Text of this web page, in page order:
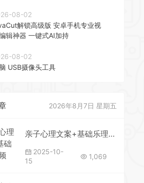
08-02
解锁高级版 安卓手机专业视
辑神器 一键式AI加持
08-02
USB摄像头工具
2026年8月7日 星期五
亲子心理文案+基础乐理视频+学唱歌零基础+木雕教程视频+裁缝视频+儿童看图写话
2025-10-
15
1,069